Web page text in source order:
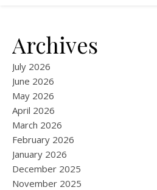
Archives
July 2026
June 2026
May 2026
April 2026
March 2026
February 2026
January 2026
December 2025
November 2025